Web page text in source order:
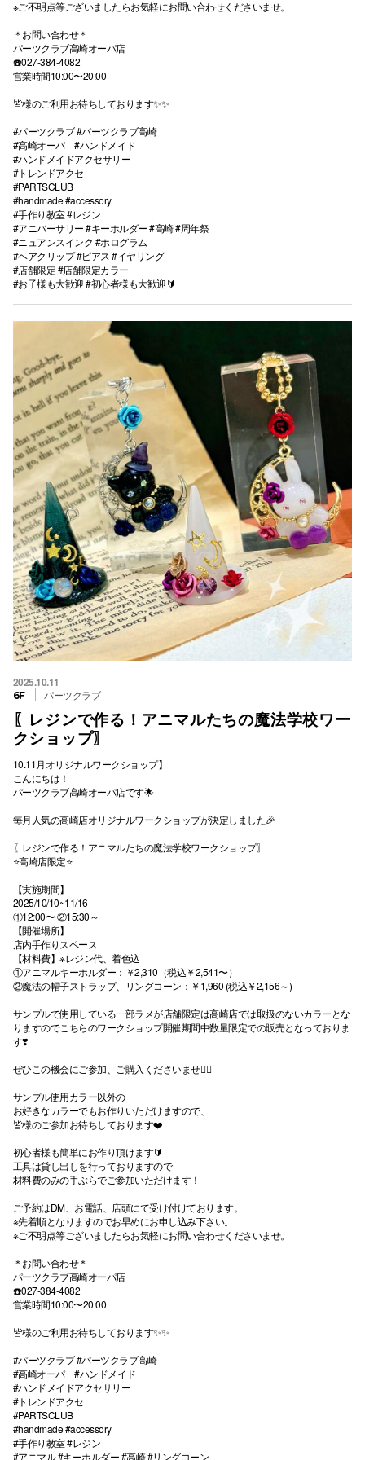
※ご不明点等ございましたらお気軽にお問い合わせくださいませ。
＊お問い合わせ＊
パーツクラブ高崎オーパ店
☎️027-384-4082
営業時間10:00〜20:00
皆様のご利用お待ちしております✨✨
#パーツクラブ #パーツクラブ高崎
#高崎オーパ #ハンドメイド
#ハンドメイドアクセサリー
#トレンドアクセ
#PARTSCLUB
#handmade #accessory
#手作り教室 #レジン
#アニバーサリー #キーホルダー #高崎 #周年祭
#ニュアンスインク #ホログラム
#ヘアクリップ #ピアス #イヤリング
#店舗限定 #店舗限定カラー
#お子様も大歓迎 #初心者様も大歓迎🔰
2025.10.11
6F パーツクラブ
〖レジンで作る！アニマルたちの魔法学校ワー
クショップ〗
10.11月オリジナルワークショップ】
こんにちは！
パーツクラブ高崎オーパ店です🌟
毎月人気の高崎店オリジナルワークショップが決定しました🎉
〖レジンで作る！アニマルたちの魔法学校ワークショップ〗
⭐高崎店限定⭐
【実施期間】
2025/10/10~11/16
①12:00〜 ②15:30～
【開催場所】
店内手作りスペース
【材料費】※レジン代、着色込
①アニマルキーホルダー：￥2,310（税込￥2,541〜）
②魔法の帽子ストラップ、リングコーン：￥1,960 (税込￥2,156～)
サンプルで使用している一部ラメが店舗限定は高崎店では取扱のないカラーとな
りますのでこちらのワークショップ開催期間中数量限定での販売となっておりま
す❣️
ぜひこの機会にご参加、ご購入くださいませ🙇‍♀️
サンプル使用カラー以外の
お好きなカラーでもお作りいただけますので、
皆様のご参加お待ちしております❤️
初心者様も簡単にお作り頂けます🔰
工具は貸し出しを行っておりますので
材料費のみの手ぶらでご参加いただけます！
ご予約はDM、お電話、店頭にて受け付けております。
※先着順となりますのでお早めにお申し込み下さい。
※ご不明点等ございましたらお気軽にお問い合わせくださいませ。
＊お問い合わせ＊
パーツクラブ高崎オーパ店
☎️027-384-4082
営業時間10:00〜20:00
皆様のご利用お待ちしております✨✨
#パーツクラブ #パーツクラブ高崎
#高崎オーパ #ハンドメイド
#ハンドメイドアクセサリー
#トレンドアクセ
#PARTSCLUB
#handmade #accessory
#手作り教室 #レジン
#アニマル #キーホルダー #高崎 #リングコーン